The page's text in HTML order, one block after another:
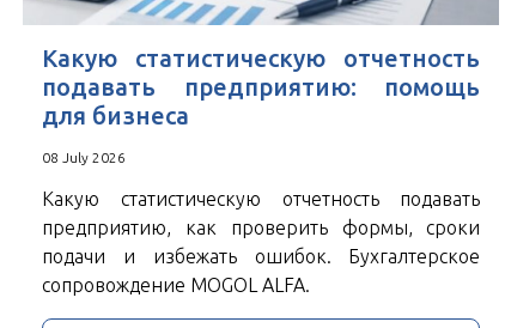
Какую статистическую отчетность
подавать предприятию: помощь
для бизнеса
08 July 2026
Какую статистическую отчетность подавать
предприятию, как проверить формы, сроки
подачи и избежать ошибок. Бухгалтерское
сопровождение MOGOL ALFA.